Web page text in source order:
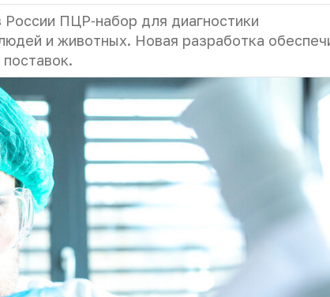
ПЦР‑набор для диагностики
и животных. Новая разработка